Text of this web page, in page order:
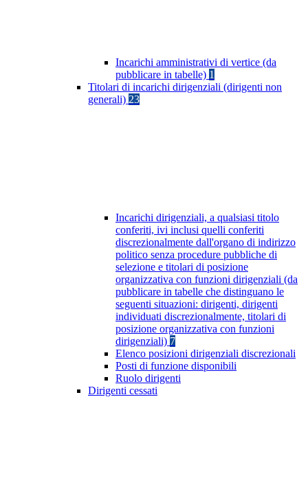
Incarichi amministrativi di vertice (da
pubblicare in tabelle) 1
Titolari di incarichi dirigenziali (dirigenti non
generali) 23
Incarichi dirigenziali, a qualsiasi titolo
conferiti, ivi inclusi quelli conferiti
discrezionalmente dall'organo di indirizzo
politico senza procedure pubbliche di
selezione e titolari di posizione
organizzativa con funzioni dirigenziali (da
pubblicare in tabelle che distinguano le
seguenti situazioni: dirigenti, dirigenti
individuati discrezionalmente, titolari di
posizione organizzativa con funzioni
dirigenziali) 7
Elenco posizioni dirigenziali discrezionali
Posti di funzione disponibili
Ruolo dirigenti
Dirigenti cessati